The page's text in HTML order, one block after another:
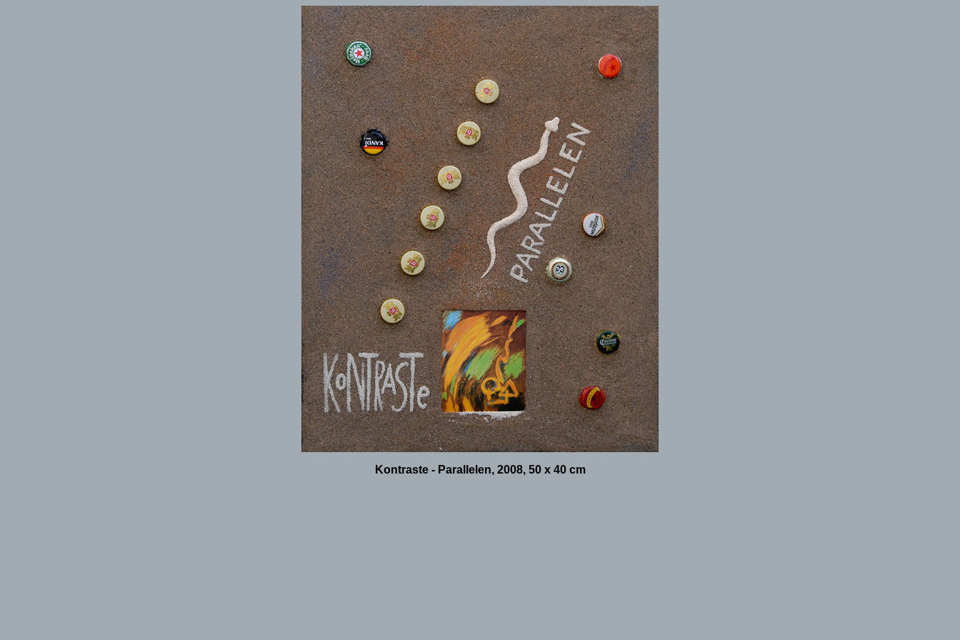
Kontraste - Parallelen, 2008, 50 x 40 cm